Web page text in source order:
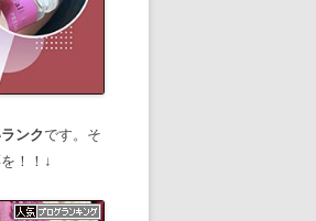
ンクです。そ
！！↓